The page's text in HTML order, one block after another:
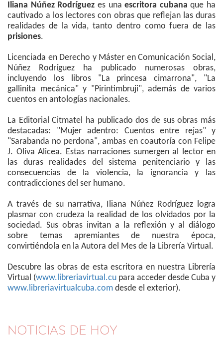
Iliana Núñez Rodríguez es una escritora cubana que ha
cautivado a los lectores con obras que reflejan las duras
realidades de la vida, tanto dentro como fuera de las
prisiones.
Licenciada en Derecho y Máster en Comunicación Social,
Núñez Rodríguez ha publicado numerosas obras,
incluyendo los libros "La princesa cimarrona", "La
gallinita mecánica" y "Pirintimbruji", además de varios
cuentos en antologías nacionales.
La Editorial Citmatel ha publicado dos de sus obras más
destacadas: "Mujer adentro: Cuentos entre rejas" y
"Sarabanda no perdona", ambas en coautoría con Felipe
J. Oliva Alicea. Estas narraciones sumergen al lector en
las duras realidades del sistema penitenciario y las
consecuencias de la violencia, la ignorancia y las
contradicciones del ser humano.
A través de su narrativa, Iliana Núñez Rodríguez logra
plasmar con crudeza la realidad de los olvidados por la
sociedad. Sus obras invitan a la reflexión y al diálogo
sobre temas apremiantes de nuestra época,
convirtiéndola en la Autora del Mes de la Librería Virtual.
Descubre las obras de esta escritora en nuestra Librería
Virtual (www.libreriavirtual.cu para acceder desde Cuba y
www.libreriavirtualcuba.com desde el exterior).
NOTICIAS DE HOY